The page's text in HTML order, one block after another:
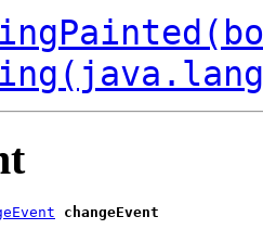
changeEvent